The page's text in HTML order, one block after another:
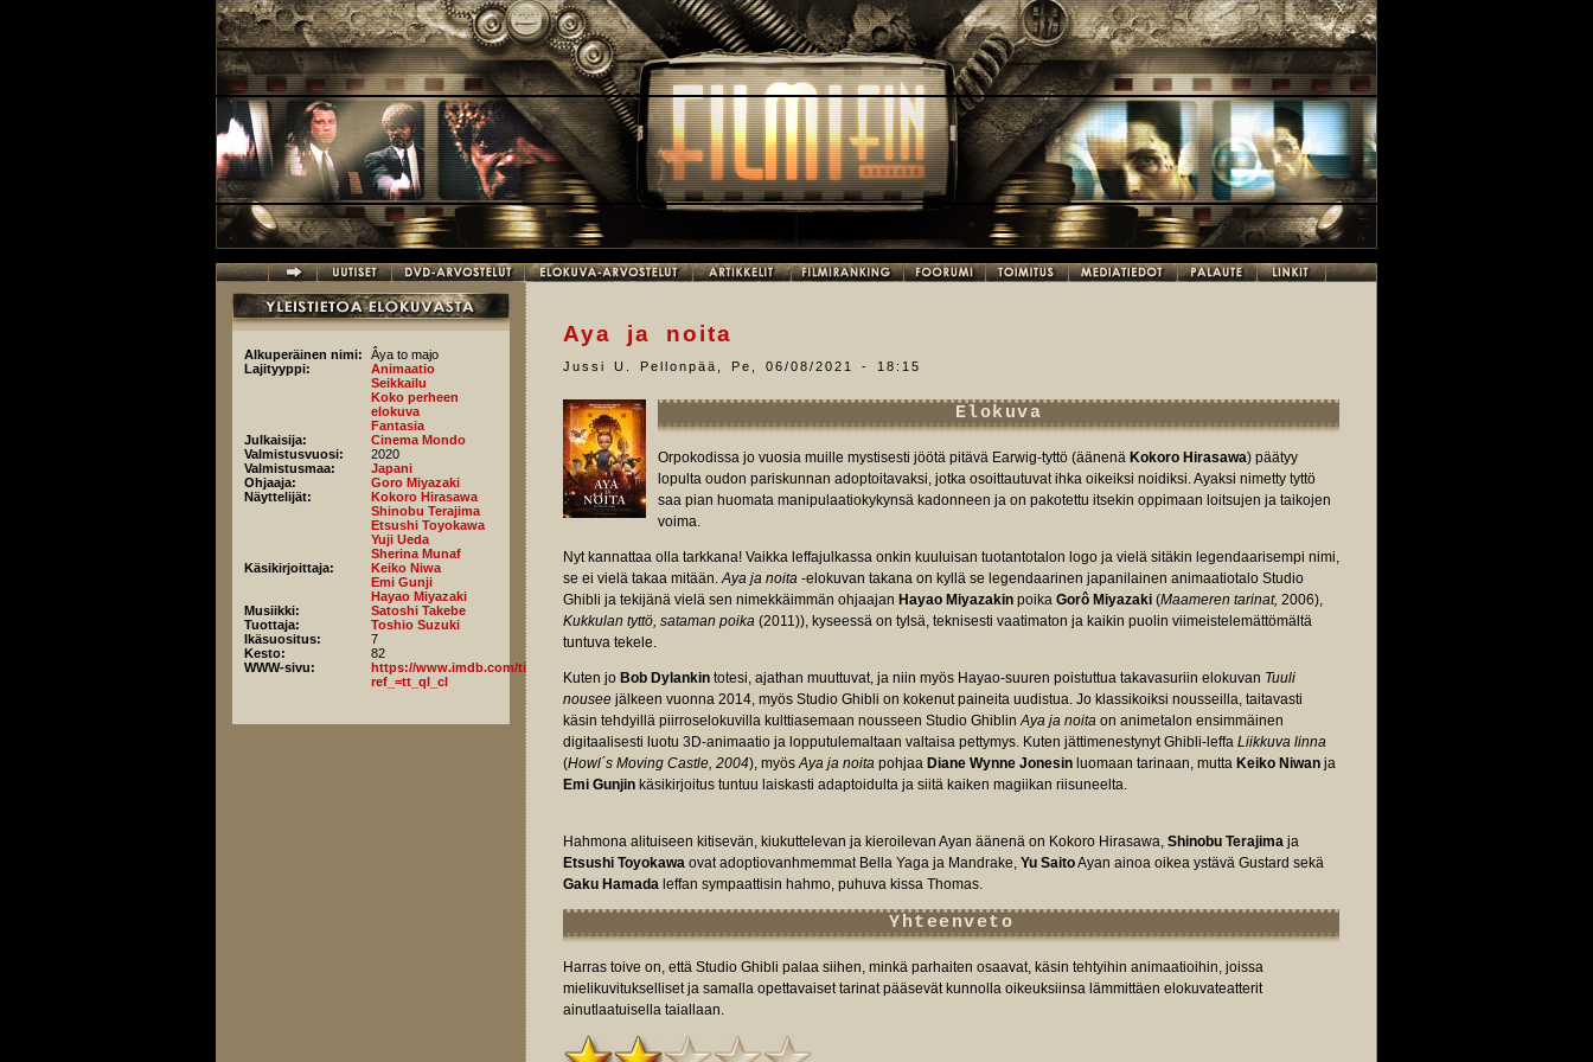
Alkuperäinen nimi:
Âya to majo
Lajityyppi:
Animaatio
Seikkailu
Koko perheen
elokuva
Fantasia
Julkaisija:
Cinema Mondo
Valmistusvuosi:
2020
Valmistusmaa:
Japani
Ohjaaja:
Goro Miyazaki
Näyttelijät:
Kokoro Hirasawa
Shinobu Terajima
Etsushi Toyokawa
Yuji Ueda
Sherina Munaf
Käsikirjoittaja:
Keiko Niwa
Emi Gunji
Hayao Miyazaki
Musiikki:
Satoshi Takebe
Tuottaja:
Toshio Suzuki
Ikäsuositus:
7
Kesto:
82
WWW-sivu:
https://www.imdb.com/title/tt12441478/fullcredits/?
ref_=tt_ql_cl
Aya ja noita
Jussi U. Pellonpää Pe, 06/08/2021 - 18:15
Elokuva
Orpokodissa jo vuosia muille mystisesti jöötä pitävä Earwig-tyttö (äänenä Kokoro Hirasawa) päätyy
lopulta oudon pariskunnan adoptoitavaksi, jotka osoittautuvat ihka oikeiksi noidiksi. Ayaksi nimetty tyttö
saa pian huomata manipulaatiokykynsä kadonneen ja on pakotettu itsekin oppimaan loitsujen ja taikojen
voima.
Nyt kannattaa olla tarkkana! Vaikka leffajulkassa onkin kuuluisan tuotantotalon logo ja vielä sitäkin legendaarisempi nimi,
se ei vielä takaa mitään.Aya ja noita -elokuvan takana on kyllä se legendaarinen japanilainen animaatiotalo Studio
Ghibli ja tekijänä vielä sen nimekkäimmän ohjaajan Hayao Miyazakin poika Gorô Miyazaki (Maameren tarinat, 2006),
Kukkulan tyttö, sataman poika (2011)), kyseessä on tylsä, teknisesti vaatimaton ja kaikin puolin viimeistelemättömältä
tuntuva tekele.
Kuten jo Bob Dylankin totesi, ajathan muuttuvat, ja niin myös Hayao-suuren poistuttua takavasuriin elokuvan Tuuli
nousee jälkeen vuonna 2014, myös Studio Ghibli on kokenut paineita uudistua. Jo klassikoiksi nousseilla, taitavasti
käsin tehdyillä piirroselokuvilla kulttiasemaan nousseen Studio GhiblinAya ja noita on animetalon ensimmäinen
digitaalisesti luotu 3D-animaatio ja lopputulemaltaan valtaisa pettymys. Kuten jättimenestynyt Ghibli-leffa Liikkuva linna
(Howl´s Moving Castle, 2004), myösAya ja noita pohjaa Diane Wynne Jonesin luomaan tarinaan, mutta Keiko Niwan ja
Emi Gunjin käsikirjoitus tuntuu laiskasti adaptoidulta ja siitä kaiken magiikan riisuneelta.
Hahmona alituiseen kitisevän, kiukuttelevan ja kieroilevan Ayan äänenä on Kokoro Hirasawa, Shinobu Terajima ja
Etsushi Toyokawa ovat adoptiovanhmemmat Bella Yaga ja Mandrake, Yu SaitoAyan ainoa oikea ystävä Gustard sekä
Gaku Hamada leffan sympaattisin hahmo, puhuva kissa Thomas.
Yhteenveto
Harras toive on, että Studio Ghibli palaa siihen, minkä parhaiten osaavat, käsin tehtyihin animaatioihin, joissa
mielikuvitukselliset ja samalla opettavaiset tarinat pääsevät kunnolla oikeuksiinsa lämmittäen elokuvateatterit
ainutlaatuisella taiallaan.